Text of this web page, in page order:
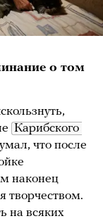
о том
Карибского
что после
наконец
творчеством.
на всяких